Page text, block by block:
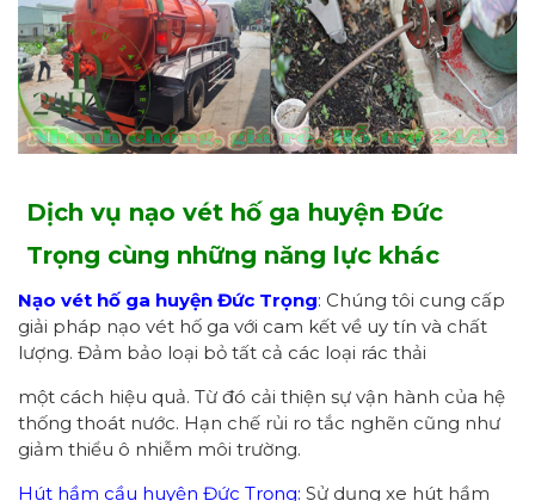
Dịch vụ nạo vét hố ga huyện Đức
Trọng cùng những năng lực khác
Nạo vét hố ga huyện Đức Trọng: Chúng tôi cung cấp
giải pháp nạo vét hố ga với cam kết về uy tín và chất
lượng. Đảm bảo loại bỏ tất cả các loại rác thải
một cách hiệu quả. Từ đó cải thiện sự vận hành của hệ
thống thoát nước. Hạn chế rủi ro tắc nghẽn cũng như
giảm thiểu ô nhiễm môi trường.
Hút hầm cầu huyện Đức Trọng: Sử dụng xe hút hầm